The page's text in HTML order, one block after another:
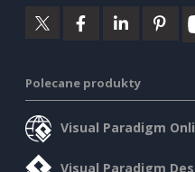
Polecane produkty
Visual Paradigm
Visual Paradigm